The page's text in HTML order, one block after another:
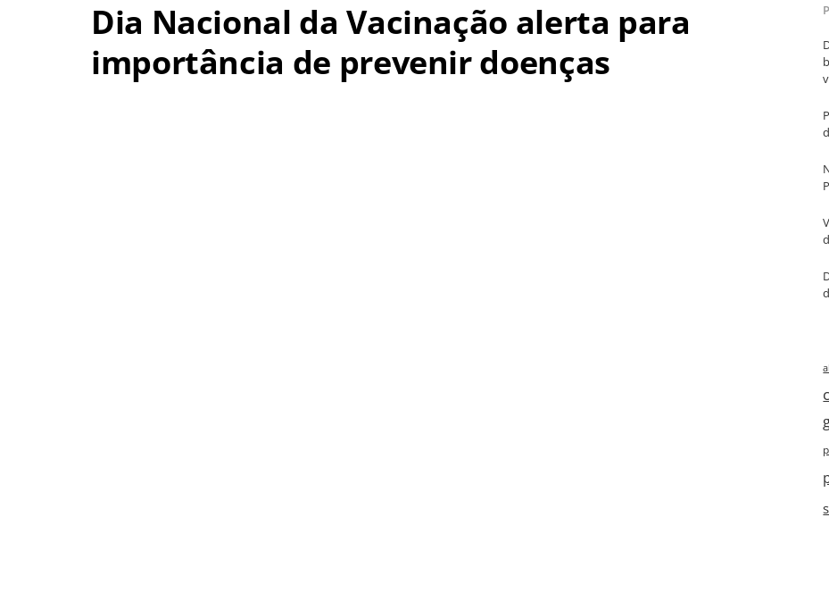
Dia Nacional da Vacinação alerta para
importância de prevenir doenças